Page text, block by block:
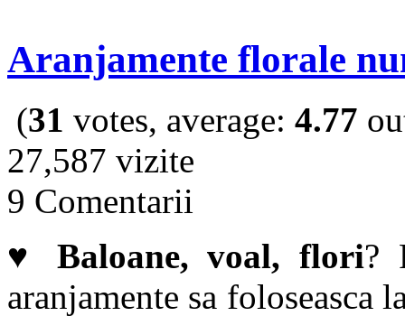
Aranjamente florale
(31 votes, average: 4.77
27,587 vizite
9 Comentarii
♥ Baloane, voal, flori?
aranjamente sa foloseasca